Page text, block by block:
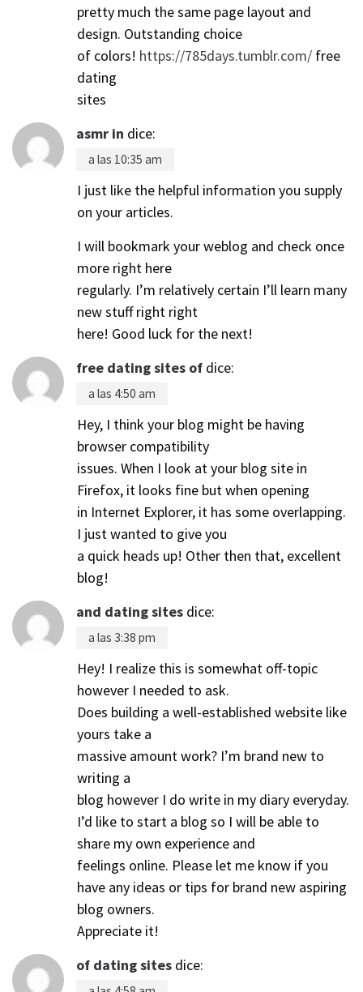
pretty much the same page layout and
design. Outstanding choice
of colors! https://785days.tumblr.com/ free
dating
sites
asmr in dice:
a las 10:35 am
I just like the helpful information you supply
on your articles.
I will bookmark your weblog and check once
more right here
regularly. I’m relatively certain I’ll learn many
new stuff right right
here! Good luck for the next!
free dating sites of dice:
a las 4:50 am
Hey, I think your blog might be having
browser compatibility
issues. When I look at your blog site in
Firefox, it looks fine but when opening
in Internet Explorer, it has some overlapping.
I just wanted to give you
a quick heads up! Other then that, excellent
blog!
and dating sites dice:
a las 3:38 pm
Hey! I realize this is somewhat off-topic
however I needed to ask.
Does building a well-established website like
yours take a
massive amount work? I’m brand new to
writing a
blog however I do write in my diary everyday.
I’d like to start a blog so I will be able to
share my own experience and
feelings online. Please let me know if you
have any ideas or tips for brand new aspiring
blog owners.
Appreciate it!
of dating sites dice: